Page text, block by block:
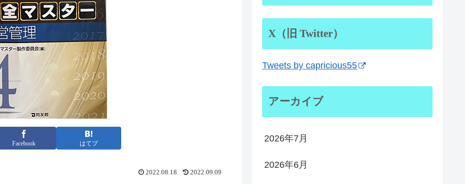
Facebook はてブ
2022.08.18 2022.09.09
X（旧 Twitter）
Tweets by capricious55
アーカイブ
2026年7月
2026年6月